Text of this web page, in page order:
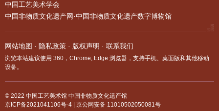
中国工艺美术学会
中国非物质文化遗产网·中国非物质文化遗产数字博物馆
网站地图 · 隐私政策 · 版权声明 · 联系我们
浏览本站建议使用 360，Chrome, Edge 浏览器，支持手机、桌面版和其他移动
设备。
© 2022 中国工艺美术馆 中国非物质文化遗产馆
京ICP备2021041106号-4
京公网安备 11010502050081号